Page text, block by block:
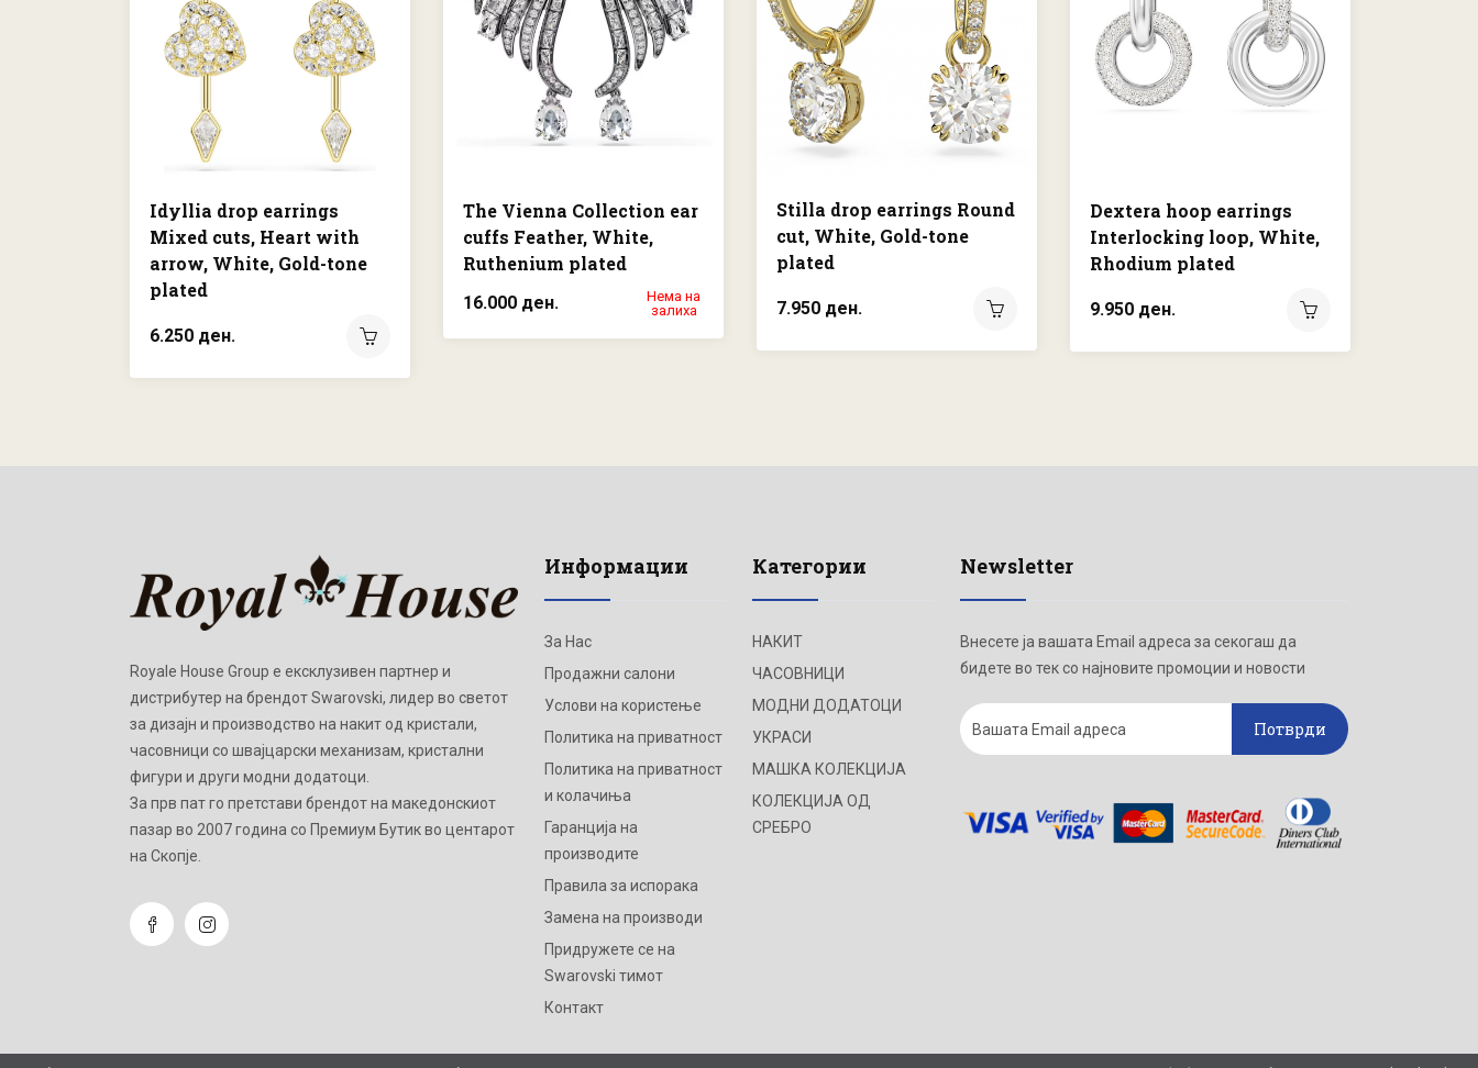
Idyllia drop earrings
Mixed cuts, Heart with
arrow, White, Gold-tone
plated
6.250 ден.
The Vienna Collection ear
cuffs Feather, White,
Ruthenium plated
16.000 ден.
Нема на
залиха
Stilla drop earrings Round
cut, White, Gold-tone
plated
7.950 ден.
Dextera hoop earrings
Interlocking loop, White,
Rhodium plated
9.950 ден.
Royale House Group е ексклузивен партнер и
дистрибутер на брендот Swarovski, лидер во светот
за дизајн и производство на накит од кристали,
часовници со швајцарски механизам, кристални
фигури и други модни додатоци.
Зa прв пат го претстави брендот на македонскиот
пазар во 2007 година со Премиум Бутик во центарот
на Скопје.
Информации
За Нас
Продажни салони
Услови на користење
Политика на приватност
Политика на приватност
и колачиња
Гаранција на
производите
Правила за испорака
Замена на производи
Придружете се на
Swarovski тимот
Контакт
Категории
НАКИТ
ЧАСОВНИЦИ
МОДНИ ДОДАТОЦИ
УКРАСИ
МАШКА КОЛЕКЦИЈА
КОЛЕКЦИЈА ОД
СРЕБРО
Newsletter
Внесете ја вашата Email адреса за секогаш да
бидете во тек со најновите промоции и новости
Потврди